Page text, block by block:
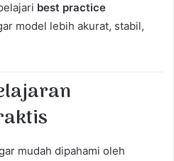
best practice
model lebih akurat, stabil,
mudah dipahami oleh